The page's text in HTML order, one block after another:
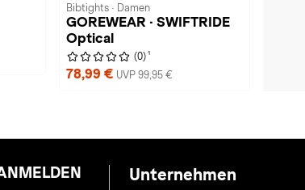
Bibtights · Damen
GOREWEAR · SWIFTRIDE
Optical
(0) 1
78,99 € UVP 99,95 €
Unternehmen